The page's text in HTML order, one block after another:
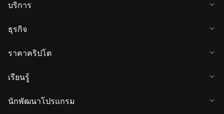
บริการ
ธุรกิจ
ราคาคริปโต
เรียนรู้
นักพัฒนาโปรแกรม